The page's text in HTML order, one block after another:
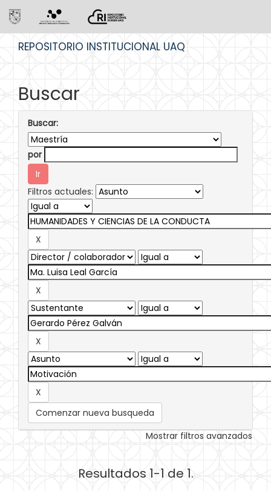
REPOSITORIO INSTITUCIONAL UAQ
Buscar
Buscar:
por
Filtros actuales:
Comenzar nueva busqueda
Mostrar filtros avanzados
Resultados 1-1 de 1.